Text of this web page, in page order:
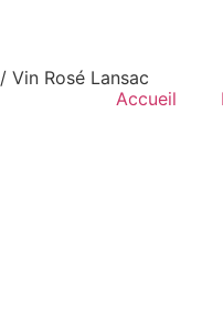
Accueil
/ Vin Rosé Lansac